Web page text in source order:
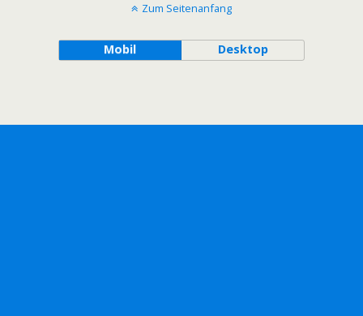
Zum Seitenanfang
Mobil Desktop